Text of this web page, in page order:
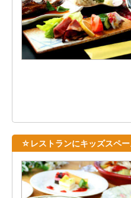
☆レストランにキッズスペ